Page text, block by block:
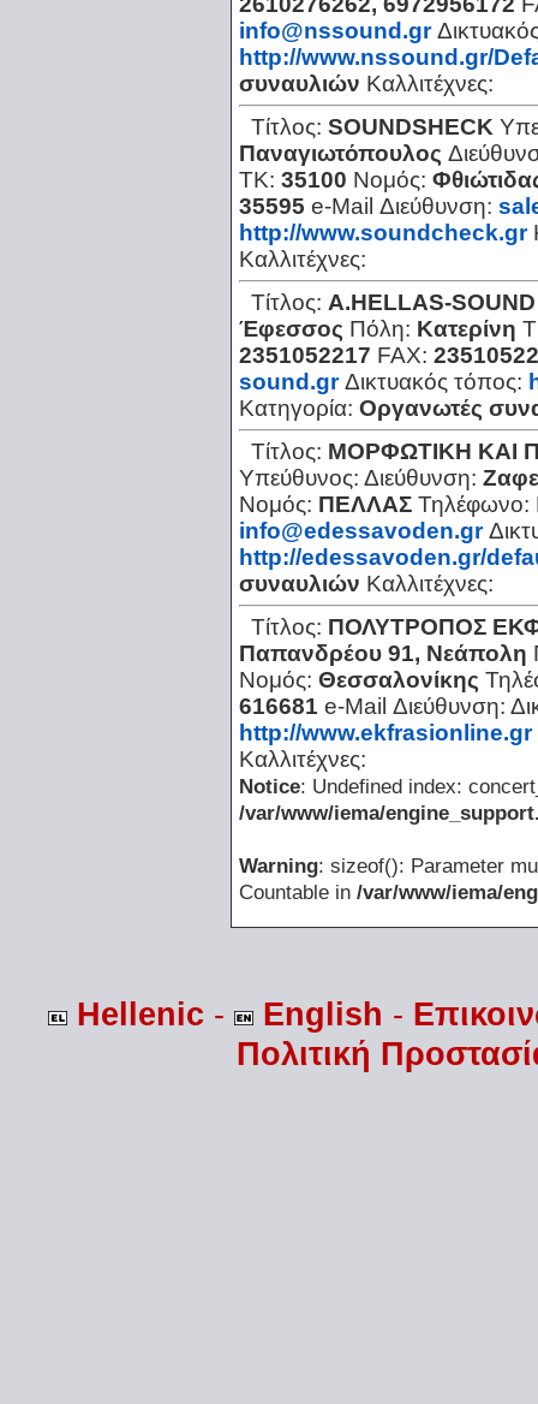
info@nssound.gr
http://www.nssound.gr/
συναυλιών Καλλιτέχνες:
Τίτλος: SOUNDSHECK
Παναγιωτόπουλος
ΤΚ: 35100 Νομός:
35595 e-Mail Διεύθυνση:
http://www.soundcheck.gr
Καλλιτέχνες:
Τίτλος: Α.HELLAS-SOUND
Έφεσσος Πόλη: Κατερίνη
2351052217 FAX:
sound.gr Δικτυακός τόπος:
Κατηγορία: Οργανωτές
Τίτλος: ΜΟΡΦΩΤΙΚΗ ΚΑΙ
Υπεύθυνος: Διεύθυνση:
Νομός: ΠΕΛΛΑΣ Τηλέφωνο:
info@edessavoden.gr
http://edessavoden.gr/
συναυλιών Καλλιτέχνες:
Τίτλος: ΠΟΛΥΤΡΟΠΟΣ
Παπανδρέου 91, Νεάπολη
Νομός: Θεσσαλονίκης
616681 e-Mail Διεύθυνση:
http://www.ekfrasionline.gr
Καλλιτέχνες:
Notice: Undefined index:
/var/www/iema/
Warning: sizeof(): Parameter
Countable in /var/www/iema/
Hellenic - English -
Πολιτική